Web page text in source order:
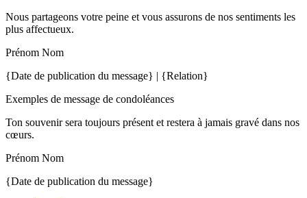
Nous partageons votre peine et vous assurons de nos sentiments les
plus affectueux.
Prénom Nom
{Date de publication du message} | {Relation}
Exemples de message de condoléances
Ton souvenir sera toujours présent et restera à jamais gravé dans nos
cœurs.
Prénom Nom
{Date de publication du message}